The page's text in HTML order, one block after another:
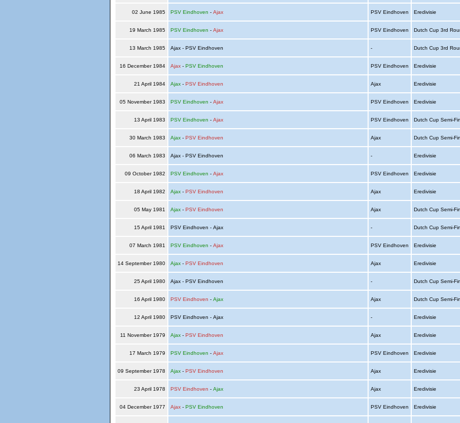
02 June 1985 PSV Eindhoven - Ajax PSV Eindhoven Eredivisie
19 March 1985 PSV Eindhoven - Ajax PSV Eindhoven Dutch Cup 3rd
13 March 1985 Ajax - PSV Eindhoven - Dutch Cup 3rd
16 December 1984 Ajax- PSV Eindhoven PSV Eindhoven Eredivisie
21 April 1984 Ajax- PSV Eindhoven Ajax Eredivisie
05 November 1983 PSV Eindhoven - Ajax PSV Eindhoven Eredivisie
13 April 1983 PSV Eindhoven - Ajax PSV Eindhoven Dutch Cup Semi-
30 March 1983 Ajax- PSV Eindhoven Ajax Dutch Cup Semi-
06 March 1983 Ajax - PSV Eindhoven - Eredivisie
09 October 1982 PSV Eindhoven - Ajax PSV Eindhoven Eredivisie
18 April 1982 Ajax- PSV Eindhoven Ajax Eredivisie
05 May 1981 Ajax- PSV Eindhoven Ajax Dutch Cup Semi-
15 April 1981 PSV Eindhoven - Ajax - Dutch Cup Semi-
07 March 1981 PSV Eindhoven - Ajax PSV Eindhoven Eredivisie
14 September 1980 Ajax- PSV Eindhoven Ajax Eredivisie
25 April 1980 Ajax - PSV Eindhoven - Dutch Cup Semi-
16 April 1980 PSV Eindhoven - Ajax Ajax Dutch Cup Semi-
12 April 1980 PSV Eindhoven - Ajax - Eredivisie
11 November 1979 Ajax- PSV Eindhoven Ajax Eredivisie
17 March 1979 PSV Eindhoven - Ajax PSV Eindhoven Eredivisie
09 September 1978 Ajax- PSV Eindhoven Ajax Eredivisie
23 April 1978 PSV Eindhoven - Ajax Ajax Eredivisie
04 December 1977 Ajax- PSV Eindhoven PSV Eindhoven Eredivisie